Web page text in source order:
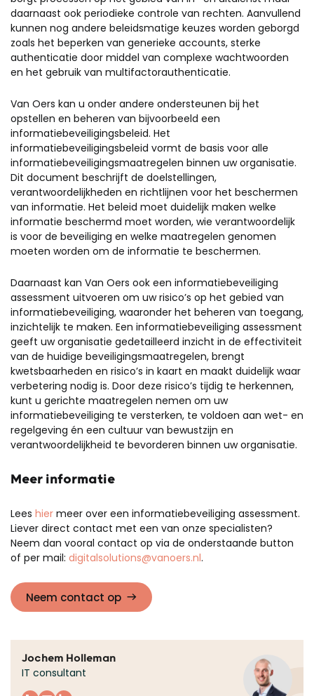
daarnaast ook periodieke controle van rechten. Aanvullend
kunnen nog andere beleidsmatige keuzes worden geborgd
zoals het beperken van generieke accounts, sterke
authenticatie door middel van complexe wachtwoorden
en het gebruik van multifactorauthenticatie.
Van Oers kan u onder andere ondersteunen bij het
opstellen en beheren van bijvoorbeeld een
informatiebeveiligingsbeleid. Het
informatiebeveiligingsbeleid vormt de basis voor alle
informatiebeveiligingsmaatregelen binnen uw organisatie.
Dit document beschrijft de doelstellingen,
verantwoordelijkheden en richtlijnen voor het beschermen
van informatie. Het beleid moet duidelijk maken welke
informatie beschermd moet worden, wie verantwoordelijk
is voor de beveiliging en welke maatregelen genomen
moeten worden om de informatie te beschermen.
Daarnaast kan Van Oers ook een informatiebeveiliging
assessment uitvoeren om uw risico’s op het gebied van
informatiebeveiliging, waaronder het beheren van toegang,
inzichtelijk te maken. Een informatiebeveiliging assessment
geeft uworganisatie gedetailleerd inzicht in de effectiviteit
van de huidige beveiligingsmaatregelen, brengt
kwetsbaarheden en risico’s in kaart en maakt duidelijk waar
verbetering nodig is. Door deze risico’s tijdig te herkennen,
kunt u gerichte maatregelen nemen om uw
informatiebeveiliging te versterken, te voldoen aan wet- en
regelgeving én een cultuur van bewustzijn en
verantwoordelijkheid te bevorderen binnen uw organisatie.
Meer informatie
Lees hier meer over een informatiebeveiliging assessment.
Liever direct contact met een van onze specialisten?
Neem dan vooral contact op via de onderstaande button
of per mail: digitalsolutions@vanoers.nl.
Neem contact op
Jochem Holleman
IT consultant